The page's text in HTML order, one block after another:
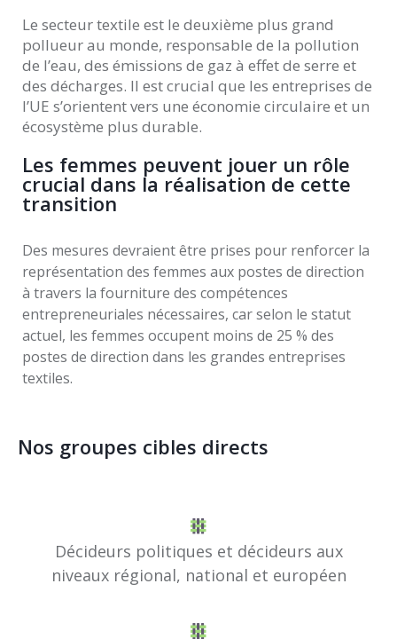
Le secteur textile est le deuxième plus grand
pollueur au monde, responsable de la pollution
de l’eau, des émissions de gaz à effet de serre et
des décharges. Il est crucial que les entreprises de
l’UE s’orientent vers une économie circulaire et un
écosystème plus durable.
Les femmes peuvent jouer un rôle
crucial dans la réalisation de cette
transition
Des mesures devraient être prises pour renforcer la
représentation des femmes aux postes de direction
à travers la fourniture des compétences
entrepreneuriales nécessaires, car selon le statut
actuel, les femmes occupent moins de 25 % des
postes de direction dans les grandes entreprises
textiles.
Nos groupes cibles directs
Décideurs politiques et décideurs aux
niveaux régional, national et européen